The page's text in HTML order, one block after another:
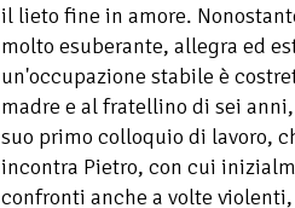
il lieto fine in amore.
molto esuberante, allegra ed
un'occupazione stabile è
madre e al fratellino di sei
suo primo colloquio di lavoro,
incontra Pietro, con cui
confronti anche a volte